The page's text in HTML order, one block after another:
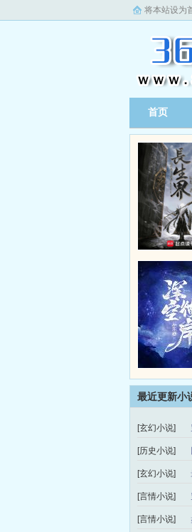
将本站设为
首页
最近更新小
[玄幻小说]
[历史小说]
[玄幻小说]
[言情小说]
[言情小说]